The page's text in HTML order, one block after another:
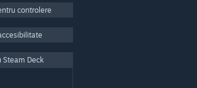
controlere
Deck